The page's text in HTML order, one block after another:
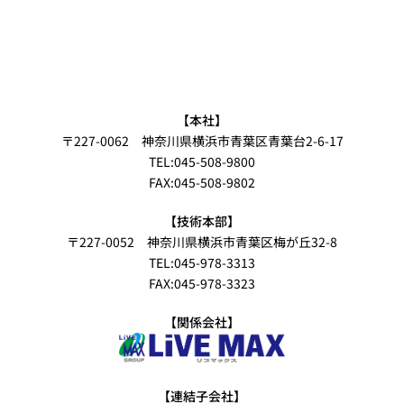
【本社】
〒227-0062 神奈川県横浜市青葉区青葉台2-6-17
TEL:045-508-9800
FAX:045-508-9802
【技術本部】
〒227-0052 神奈川県横浜市青葉区梅が丘32-8
TEL:045-978-3313
FAX:045-978-3323
【関係会社】
【連結子会社】